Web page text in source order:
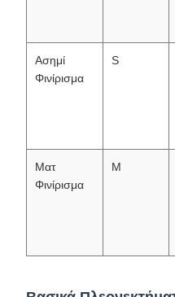
Ασημί
Φινίρισμα
S
Ματ
Φινίρισμα
M